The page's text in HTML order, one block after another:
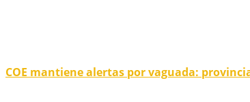
COE mantiene alertas por vaguada: